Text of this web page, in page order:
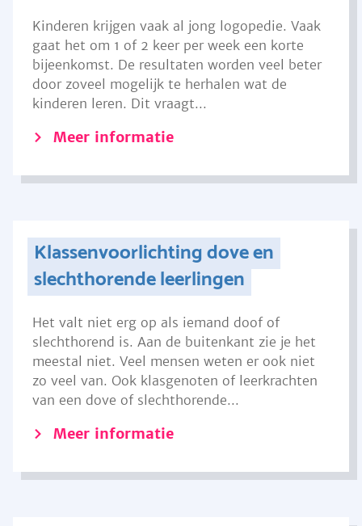
Kinderen krijgen vaak al jong logopedie. Vaak
gaat het om 1 of 2 keer per week een korte
bijeenkomst. De resultaten worden veel beter
door zoveel mogelijk te herhalen wat de
kinderen leren. Dit vraagt...
Meer informatie
Klassenvoorlichting dove en
slechthorende leerlingen
Het valt niet erg op als iemand doof of
slechthorend is. Aan de buitenkant zie je het
meestal niet. Veel mensen weten er ook niet
zo veel van. Ook klasgenoten of leerkrachten
van een dove of slechthorende...
Meer informatie